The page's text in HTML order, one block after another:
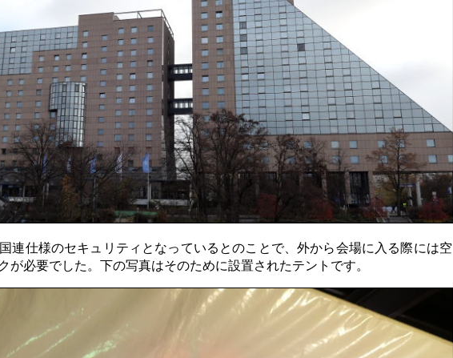
連仕様のセキュリティとなっているとのことで、外から会場に入る際には空
が必要でした。下の写真はそのために設置されたテントです。